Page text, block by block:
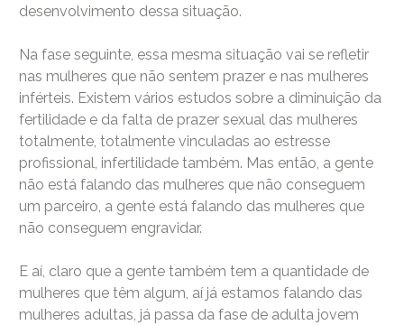
desenvolvimento dessa situação.
Na fase seguinte, essa mesma situação vai se refletir
nas mulheres que não sentem prazer e nas mulheres
inférteis. Existem vários estudos sobre a diminuição da
fertilidade e da falta de prazer sexual das mulheres
totalmente, totalmente vinculadas ao estresse
profissional, infertilidade também. Mas então, a gente
não está falando das mulheres que não conseguem
um parceiro, a gente está falando das mulheres que
não conseguem engravidar.
E aí, claro que a gente também tem a quantidade de
mulheres que têm algum, aí já estamos falando das
mulheres adultas, já passa da fase de adulta jovem